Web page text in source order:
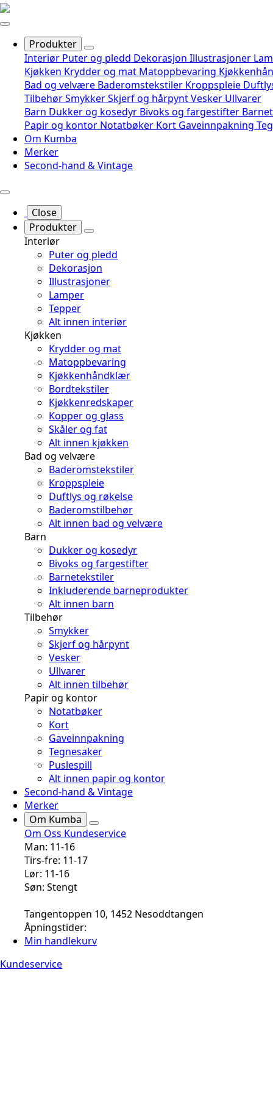
Produkter
Interiør Puter og pledd Dekorasjon Illustrasjoner
Kjøkken Krydder og mat Matoppbevaring
Bad og velvære Baderomstekstiler Kroppspleie
TilbehørSmykkerSkjerf og hårpyntVesker Ullvarer
Barn Dukker og kosedyr Bivoks og fargestifter
Papir og kontor Notatbøker Kort Gaveinnpakning
Om Kumba
Merker
Second-hand & Vintage
Close
Produkter
Interiør
Puter og pledd
Dekorasjon
Illustrasjoner
Lamper
Tepper
Alt innen interiør
Kjøkken
Krydder og mat
Matoppbevaring
Kjøkkenhåndklær
Bordtekstiler
Kjøkkenredskaper
Kopper og glass
Skåler og fat
Alt innen kjøkken
Bad og velvære
Baderomstekstiler
Kroppspleie
Duftlys og røkelse
Baderomstilbehør
Alt innen bad og velvære
Barn
Dukker og kosedyr
Bivoks og fargestifter
Barnetekstiler
Inkluderende barneprodukter
Alt innen barn
Tilbehør
Smykker
Skjerf og hårpynt
Vesker
Ullvarer
Alt innen tilbehør
Papir og kontor
Notatbøker
Kort
Gaveinnpakning
Tegnesaker
Puslespill
Alt innen papir og kontor
Second-hand & Vintage
Merker
Om Kumba
Om Oss Kundeservice
Man: 11-16
Tirs-fre: 11-17
Lør: 11-16
Søn: Stengt
Tangentoppen 10, 1452 Nesoddtangen
Åpningstider:
Min handlekurv
Kundeservice